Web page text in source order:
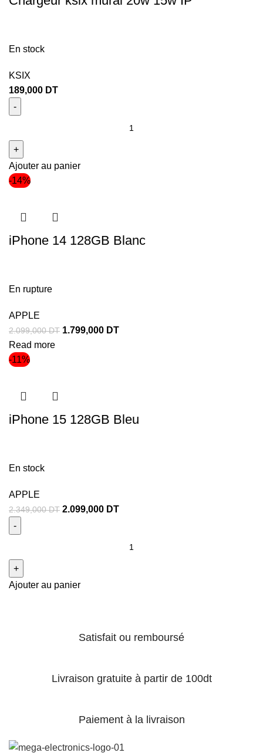
En stock
KSIX
189,000 DT
Ajouter au panier
-14%
iPhone 14 128GB Blanc
En rupture
APPLE
2.099,000DT 1.799,000 DT
Read more
-11%
iPhone 15 128GB Bleu
En stock
APPLE
2.349,000DT 2.099,000 DT
Ajouter au panier
Satisfait ou remboursé
Livraison gratuite à partir de 100dt
Paiement à la livraison